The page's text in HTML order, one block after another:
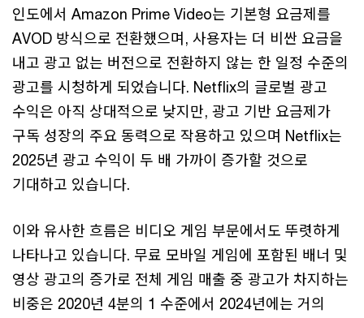
인도에서 Amazon Prime Video는 기본형 요금제를
AVOD 방식으로 전환했으며, 사용자는 더 비싼 요금을
내고 광고 없는 버전으로 전환하지 않는 한 일정 수준의
광고를 시청하게 되었습니다. Netflix의 글로벌 광고
수익은 아직 상대적으로 낮지만, 광고 기반 요금제가
구독 성장의 주요 동력으로 작용하고 있으며 Netflix는
2025년 광고 수익이 두 배 가까이 증가할 것으로
기대하고 있습니다.
이와 유사한 흐름은 비디오 게임 부문에서도 뚜렷하게
나타나고 있습니다. 무료 모바일 게임에 포함된 배너 및
영상 광고의 증가로 전체 게임 매출 중 광고가 차지하는
비중은 2020년 4분의 1 수준에서 2024년에는 거의